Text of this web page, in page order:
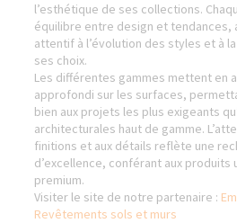
l’esthétique de ses collections.
équilibre entre design et tendances,
attentif à l’évolution des styles et à
ses choix.
Les différentes gammes mettent en
approfondi sur les surfaces,
bien aux projets les plus exigeants
architecturales haut de gamme.
finitions et aux détails reflète une
d’excellence, conférant aux
premium.
Visiter le site de notre partenaire :
Revêtements sols et murs